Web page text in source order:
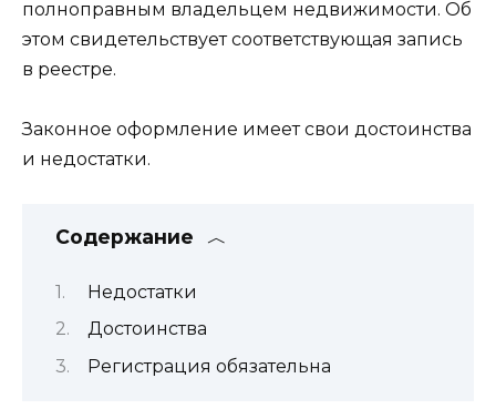
полноправным владельцем недвижимости. Об
этом свидетельствует соответствующая запись
в реестре.
Законное оформление имеет свои достоинства
и недостатки.
Содержание
Недостатки
Достоинства
Регистрация обязательна